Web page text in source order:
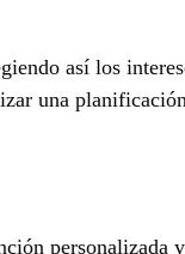
así los
una
personalizada